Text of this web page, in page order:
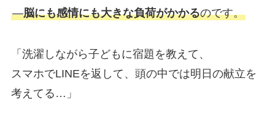
―脳にも感情にも大きな負荷がかかるのです。
「洗濯しながら子どもに宿題を教えて、
スマホでLINEを返して、頭の中では明日の献立を
考えてる…」